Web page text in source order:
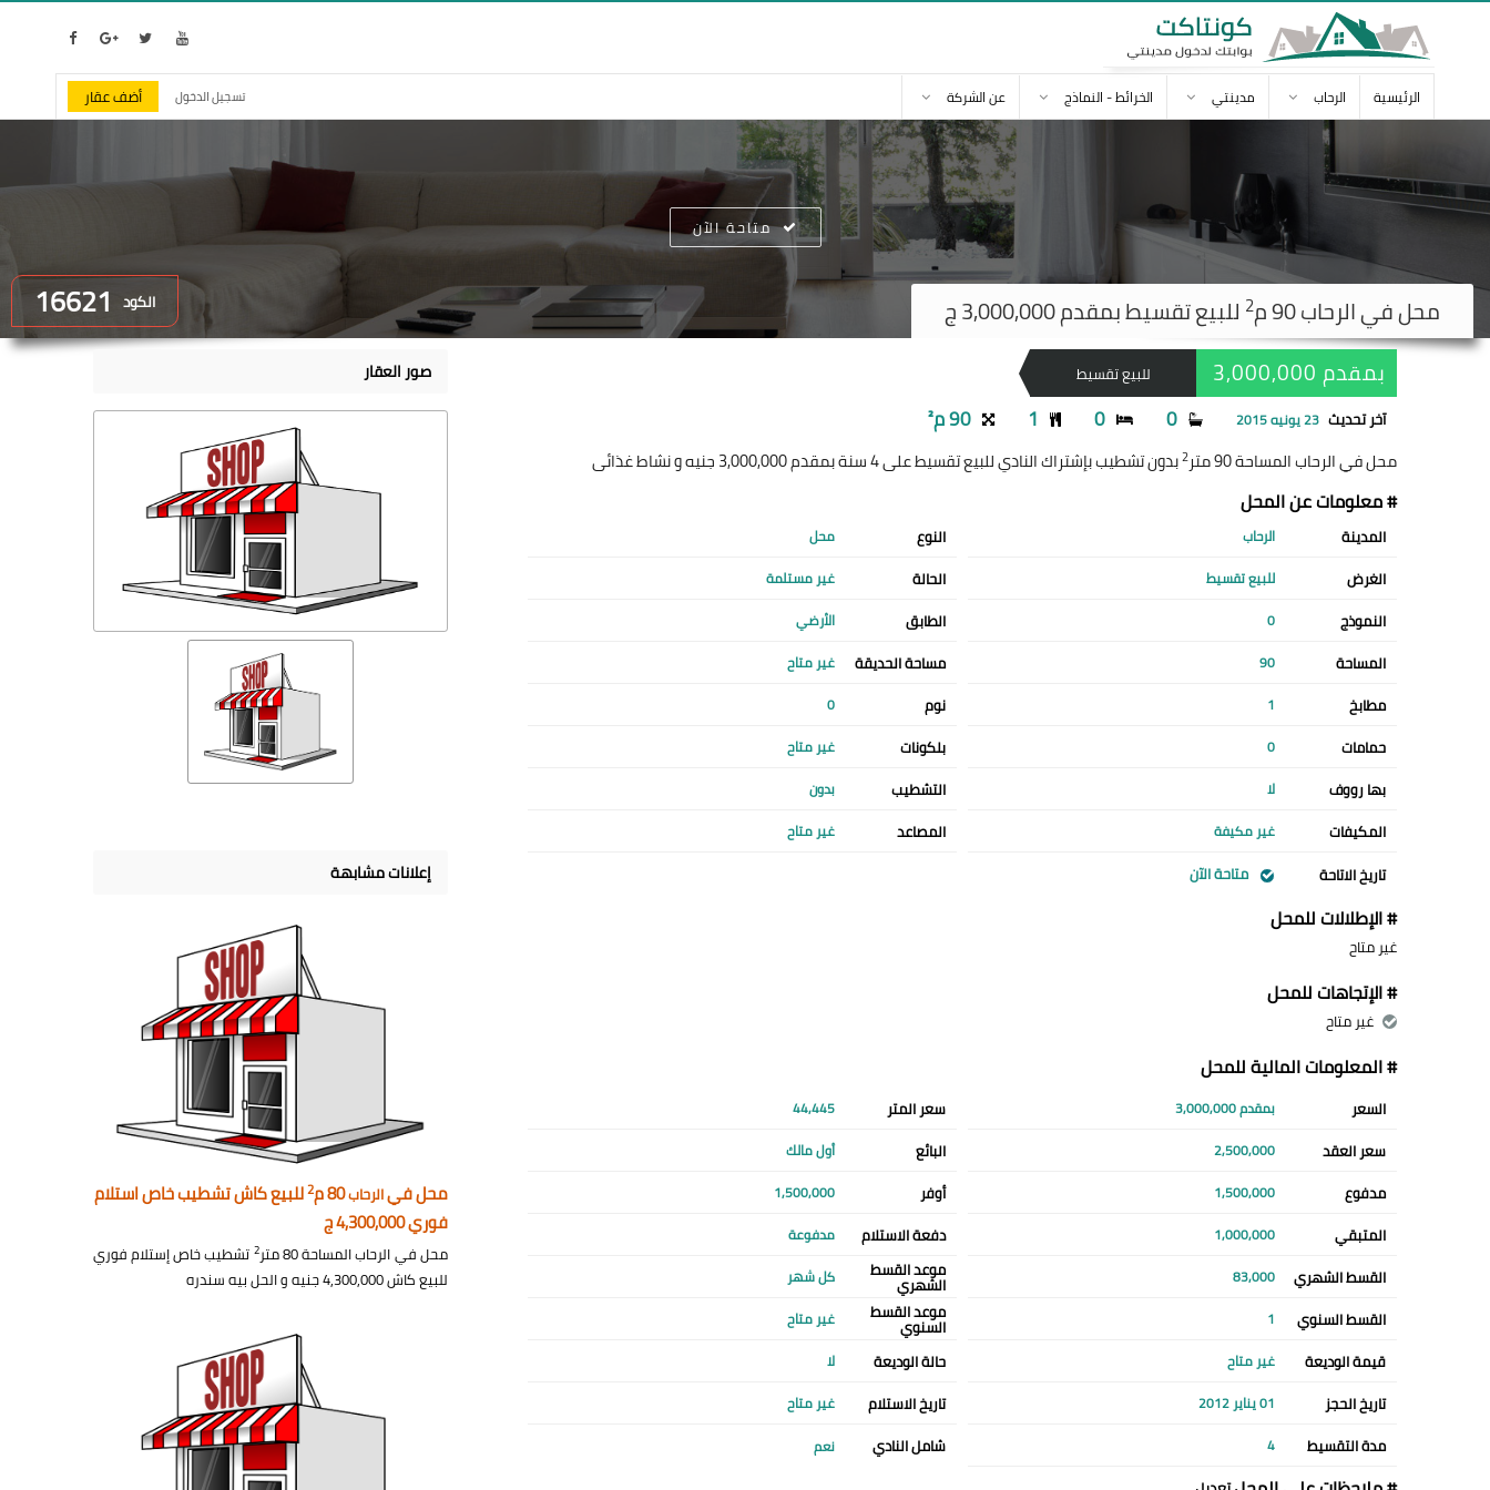
الرئيسية الرحاب مدينتي الخرائط - النماذج عن الشركة تسجيل الدخول أضف عقار
الكود 16621 محل فيالرحاب 2 للبيع تقسيط بمقدم 3,000,000 ج
متاحة الآن
للبيع تقسيط بمقدم 3,000,000
آخر تحديث 23 يونيه 2015 0
0
1 90 م²
محل في الرحاب المساحة 90 متر 2بدون تشطيب بإشتراك النادي للبيع تقسيط على 4 سنة بمقدم 3,000,000 جنيه و نشاط غذائى
# معلومات عن المحل
المدينة الرحاب النوع محل
الغرض للبيع تقسيط الحالة غير مستلمة
النموذج 0 الطابق الأرضي
المساحة 90 مساحة الحديقة غير متاح
مطابخ 1 نوم 0
حمامات 0 بلكونات غير متاح
بها رووف لا التشطيب بدون
المكيفات غير مكيفة المصاعد غير متاح
تاريخ الاتاحة متاحة الآن
# الإطلالات للمحل
غير متاح
# الإتجاهات للمحل
غير متاح
# المعلومات المالية للمحل
السعر بمقدم 3,000,000 سعر المتر 44,445
سعر العقد 2,500,000 البائع أول مالك
مدفوع 1,500,000 أوفر 1,500,000
المتبقي 1,000,000 دفعة الاستلام مدفوعة
القسط الشهري 83,000 موعد القسط
الشهري كل شهر
القسط السنوي 1 موعد القسط
السنوي غير متاح
قيمة الوديعة غير متاح حالة الوديعة لا
تاريخ الحجز 01 يناير 2012 تاريخ الاستلام غير متاح
مدة التقسيط 4 شامل النادي نعم
صور العقار
إعلانات مشابهة
محل فيالرحاب80 م 2للبيع كاش تشطيب خاص استلام
فوري 4,300,000 ج
محل في الرحاب المساحة 80 متر 2 تشطيب خاص إستلام فوري
للبيع كاش 4,300,000 جنيه و الحل بيه سندره